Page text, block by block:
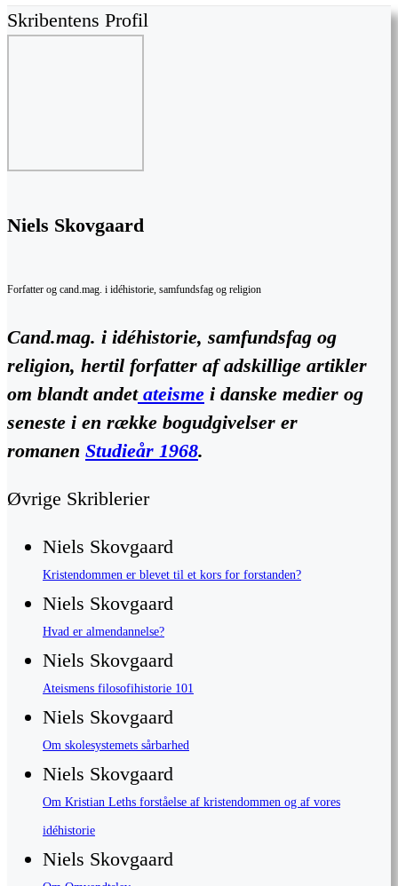
Skribentens Profil
Niels Skovgaard
Forfatter og cand.mag. i idéhistorie, samfundsfag og religion
Cand.mag. i idéhistorie, samfundsfag og
religion, hertil forfatter af adskillige artikler
om blandt andetateisme i danske medier og
seneste i en række bogudgivelser er
romanen Studieår 1968.
Øvrige Skriblerier
Niels Skovgaard
Kristendommen er blevet til et kors for forstanden?
Niels Skovgaard
Hvad er almendannelse?
Niels Skovgaard
Ateismens filosofihistorie 101
Niels Skovgaard
Om skolesystemets sårbarhed
Niels Skovgaard
Om Kristian Leths forståelse af kristendommen og af vores
idéhistorie
Niels Skovgaard